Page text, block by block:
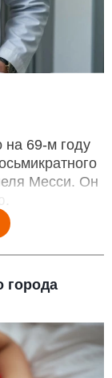
на 69-м году
Месси. Он
города